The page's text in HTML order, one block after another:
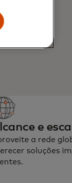
e
a rede
soluções